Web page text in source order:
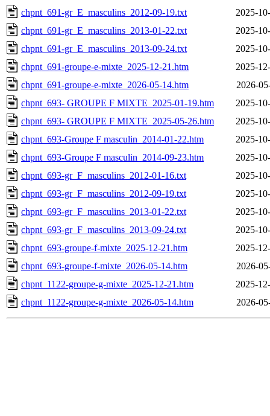
chpnt_691-gr_E_masculins_2012-09-19.txt
2025-
chpnt_691-gr_E_masculins_2013-01-22.txt
2025-
chpnt_691-gr_E_masculins_2013-09-24.txt
2025-
chpnt_691-groupe-e-mixte_2025-12-21.htm
2025-
chpnt_691-groupe-e-mixte_2026-05-14.htm
2026-
chpnt_693- GROUPE F MIXTE_2025-01-19.htm
2025-
chpnt_693- GROUPE F MIXTE_2025-05-26.htm
2025-
chpnt_693-Groupe F masculin_2014-01-22.htm
2025-
chpnt_693-Groupe F masculin_2014-09-23.htm
2025-
chpnt_693-gr_F_masculins_2012-01-16.txt
2025-
chpnt_693-gr_F_masculins_2012-09-19.txt
2025-
chpnt_693-gr_F_masculins_2013-01-22.txt
2025-
chpnt_693-gr_F_masculins_2013-09-24.txt
2025-
chpnt_693-groupe-f-mixte_2025-12-21.htm
2025-
chpnt_693-groupe-f-mixte_2026-05-14.htm
2026-
chpnt_1122-groupe-g-mixte_2025-12-21.htm
2025-
chpnt_1122-groupe-g-mixte_2026-05-14.htm
2026-